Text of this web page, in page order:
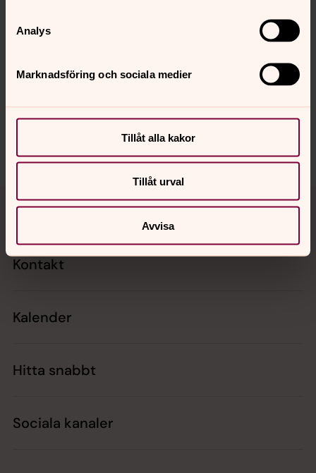
Analys
Marknadsföring och sociala medier
Tillåt alla kakor
Tillåt urval
Avvisa
innehåll?
Dela
Kontakt
Kalender
Hitta snabbt
Sociala kanaler